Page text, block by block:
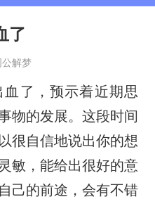
了
公解梦
了，预示着近期思
物的发展。这段时间
很自信地说出你的想
敏，能给出很好的意
己的前途，会有不错